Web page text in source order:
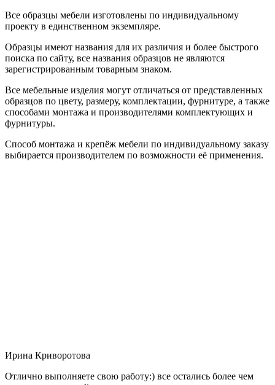
Все образцы мебели изготовлены по индивидуальному
проекту в единственном экземпляре.
Образцы имеют названия для их различия и более быстрого
поиска по сайту, все названия образцов не являются
зарегистрированным товарным знаком.
Все мебельные изделия могут отличаться от представленных
образцов по цвету, размеру, комплектации, фурнитуре, а также
способами монтажа и производителями комплектующих и
фурнитуры.
Способ монтажа и крепёж мебели по индивидуальному заказу
выбирается производителем по возможности её применения.
Ирина Криворотова
Отлично выполняете свою работу:) все остались более чем